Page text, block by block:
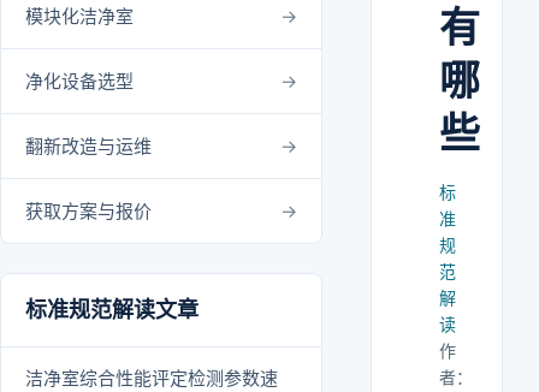
模块化洁净室
净化设备选型
翻新改造与运维
获取方案与报价
标准规范解读文章
洁净室综合性能评定检测参数速
有
哪
些
标
准
规
范
解
读
作
者：